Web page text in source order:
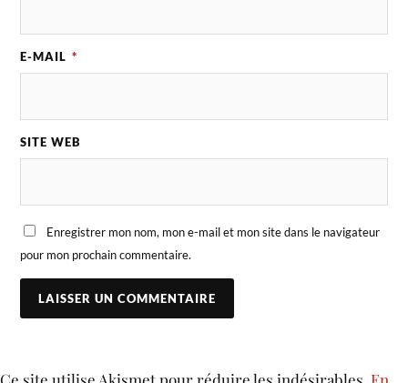
E-MAIL *
SITE WEB
Enregistrer mon nom, mon e-mail et mon site dans le navigateur
pour mon prochain commentaire.